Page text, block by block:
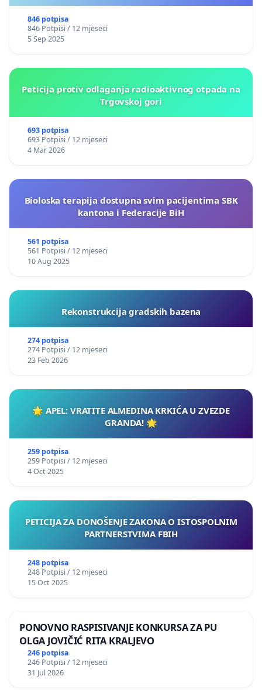
846 potpisa
846 Potpisi / 12 mjeseci
5 Sep 2025
Peticija protiv odlaganja radioaktivnog otpada na
Trgovskoj gori
693 potpisa
693 Potpisi / 12 mjeseci
4 Mar 2026
Bioloska terapija dostupna svim pacijentima SBK
kantona i Federacije BiH
561 potpisa
561 Potpisi / 12 mjeseci
10 Aug 2025
Rekonstrukcija gradskih bazena
274 potpisa
274 Potpisi / 12 mjeseci
23 Feb 2026
🌟 APEL: VRATITE ALMEDINA KRKIĆA U ZVEZDE
GRANDA! 🌟
259 potpisa
259 Potpisi / 12 mjeseci
4 Oct 2025
PETICIJA ZA DONOŠENJE ZAKONA O ISTOSPOLNIM
PARTNERSTVIMA FBIH
248 potpisa
248 Potpisi / 12 mjeseci
15 Oct 2025
PONOVNO RASPISIVANJE KONKURSA ZA PU
OLGA JOVIČIĆ RITA KRALJEVO
246 potpisa
246 Potpisi / 12 mjeseci
31 Jul 2026